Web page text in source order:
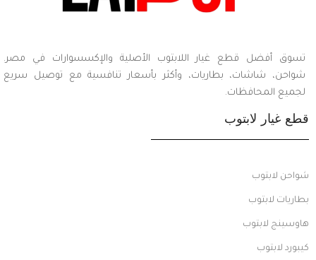
تسوق أفضل قطع غيار اللابتوب الأصلية والإكسسوارات في مصر.
شواحن، شاشات، بطاريات، وأكثر بأسعار تنافسية مع توصيل سريع
لجميع المحافظات.
قطع غيار لابتوب
شواحن لابتوب
بطاريات لابتوب
هاوسينج لابتوب
كيبورد لابتوب